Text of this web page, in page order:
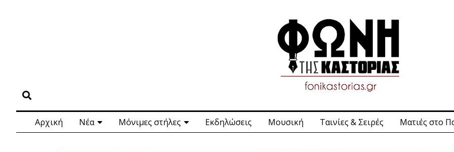
Αρχική Νέα Μόνιμες στήλες Εκδηλώσεις Μουσική Ταινίες & Σειρές Ματιές στο